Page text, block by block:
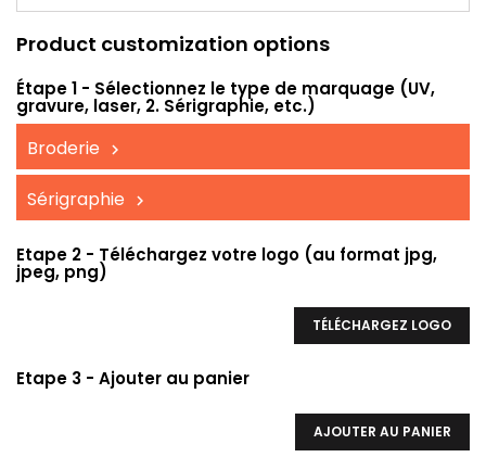
Product customization options
Étape 1 - Sélectionnez le type de marquage (UV,
gravure, laser, 2. Sérigraphie, etc.)
Broderie
Sérigraphie
Etape 2 - Téléchargez votre logo (au format jpg,
jpeg, png)
TÉLÉCHARGEZ LOGO
Etape 3 - Ajouter au panier
AJOUTER AU PANIER